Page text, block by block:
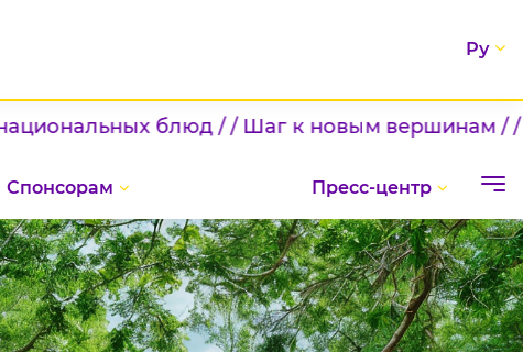
Ру
к новым вершинам / / ДЕНЬ ЗНАНИЙ
Спонсорам Пресс-центр